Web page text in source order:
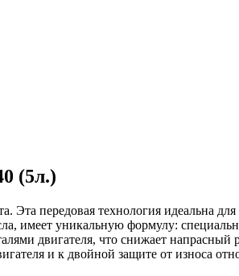
(5л.)
передовая технология идеальна
имеет уникальную формулу:
двигателя, что снижает напрасный
и к двойной защите от износа